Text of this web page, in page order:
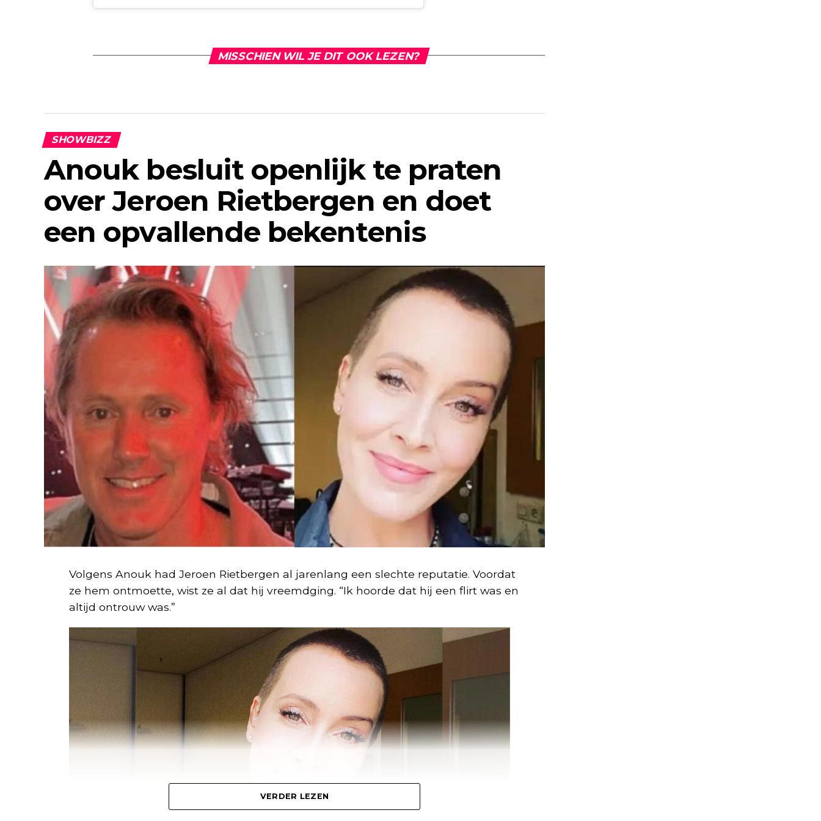
MISSCHIEN WIL JE DIT OOK LEZEN?
SHOWBIZZ
Anouk besluit openlijk te praten
over Jeroen Rietbergen en doet
een opvallende bekentenis
Volgens Anouk had Jeroen Rietbergen al jarenlang een slechte reputatie. Voordat
ze hem ontmoette, wist ze al dat hij vreemdging. “Ik hoorde dat hij een flirt was en
altijd ontrouw was.”
VERDER LEZEN